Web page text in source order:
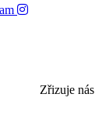
Zřizuje nás